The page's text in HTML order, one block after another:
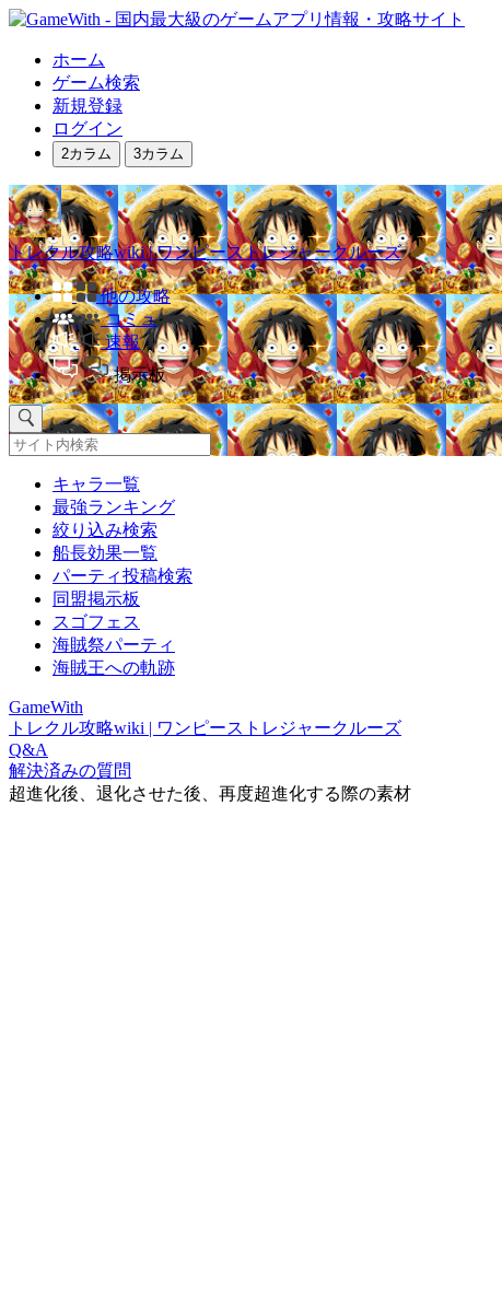
ホーム
ゲーム検索
新規登録
ログイン
2カラム 3カラム
トレクル攻略wiki | ワンピーストレジャークルーズ
他の攻略
コミュ
速報
掲示板
キャラ一覧
最強ランキング
絞り込み検索
船長効果一覧
パーティ投稿検索
同盟掲示板
スゴフェス
海賊祭パーティ
海賊王への軌跡
GameWith
トレクル攻略wiki | ワンピーストレジャークルーズ
Q&A
解決済みの質問
超進化後、退化させた後、再度超進化する際の素材